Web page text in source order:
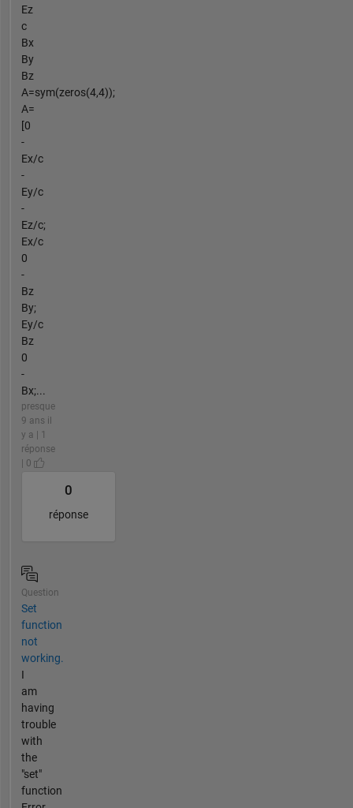
Ez
c
Bx
By
Bz
A=sym(zeros(4,4));
A=
[0
-
Ex/c
-
Ey/c
-
Ez/c;
Ex/c
0
-
Bz
By;
Ey/c
Bz
0
-
Bx;...
presque
9 ans il
y a | 1
réponse
| 0
0
réponse
Question
Set
function
not
working.
I
am
having
trouble
with
the
"set"
function